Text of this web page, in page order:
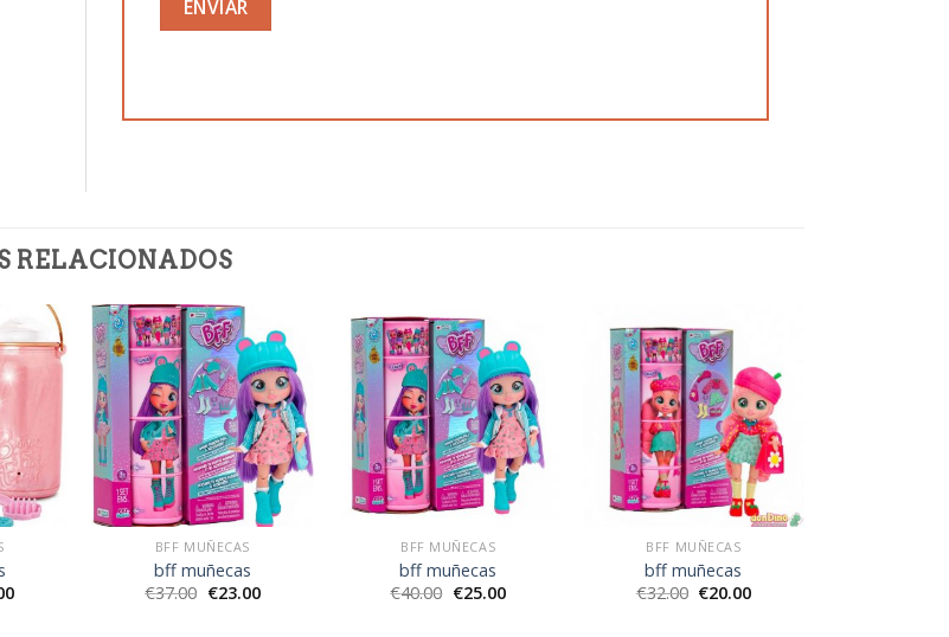
RELACIONADOS
BFF MUÑECAS
bff muñecas
€37.00 €23.00
BFF MUÑECAS
bff muñecas
€40.00 €25.00
BFF MUÑECAS
bff muñecas
€32.00 €20.00